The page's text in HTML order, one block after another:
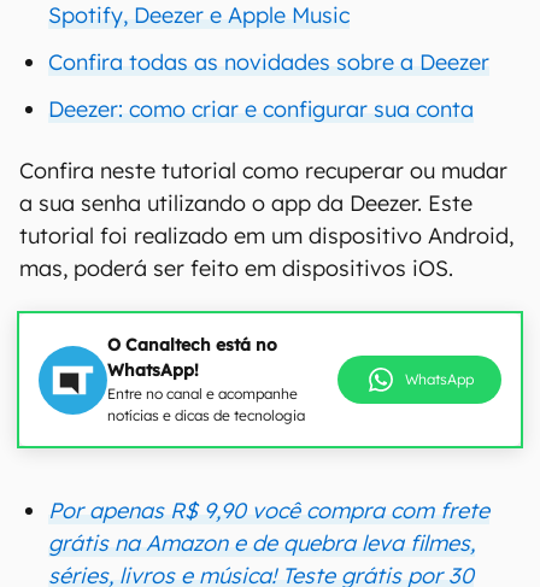
Spotify, Deezer e Apple Music
Confira todas as novidades sobre a Deezer
Deezer: como criar e configurar sua conta
Confira neste tutorial como recuperar ou mudar
a sua senha utilizando o app da Deezer. Este
tutorial foi realizado em um dispositivo Android,
mas, poderá ser feito em dispositivos iOS.
O Canaltech está no
WhatsApp!
Entre no canal e acompanhe
notícias e dicas de tecnologia
WhatsApp